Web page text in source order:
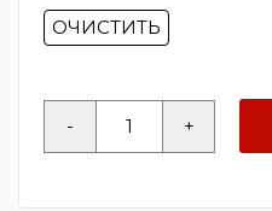
ОЧИСТИТЬ
-
товара
+